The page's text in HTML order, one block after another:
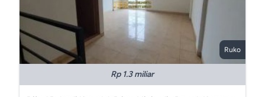
Ruko
Rp 1.3 miliar